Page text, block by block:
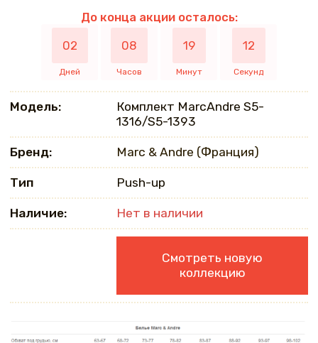
До конца акции осталось:
02
Дней
08
Часов
19
Минут
12
Секунд
Модель:
Комплект MarcAndrе S5-
1316/S5-1393
Бренд: Marc & Andre (Франция)
Тип Push-up
Наличие: Нет в наличии
Смотреть новую
коллекцию